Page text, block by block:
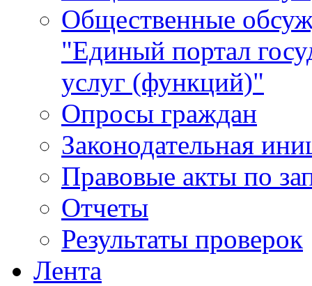
Общественные
"Единый портал
услуг (функций)"
Опросы граждан
Законодательная
Правовые акты по
Отчеты
Результаты проверок
Лента